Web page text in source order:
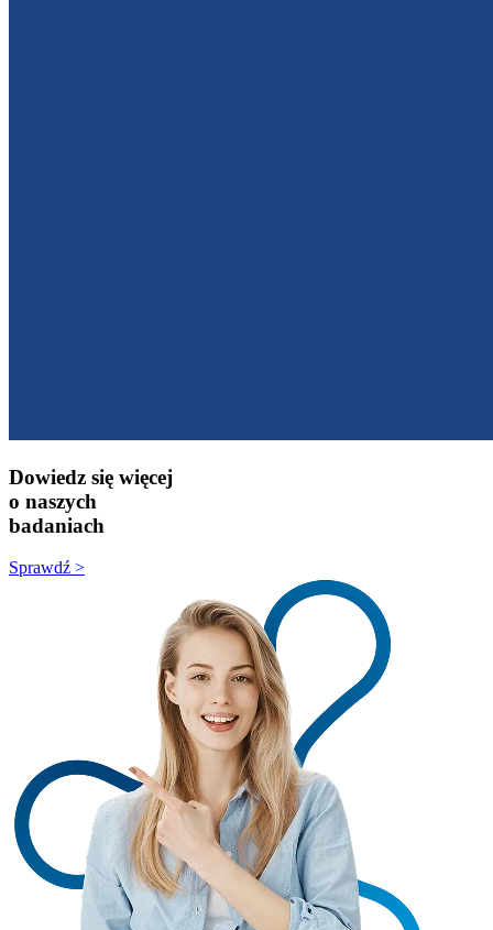
Dowiedz się więcej
o naszych
badaniach
Sprawdź >